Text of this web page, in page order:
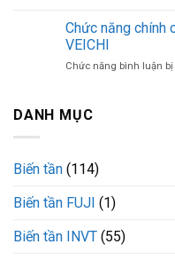
Chức năng chính
VEICHI
Chức năng bình luận bị
DANH MỤC
Biến tần (114)
Biến tần FUJI (1)
Biến tần INVT (55)